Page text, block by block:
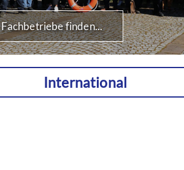
Fachbetriebe finden...
International